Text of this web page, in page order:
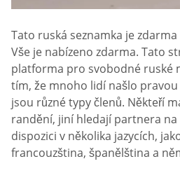
Tato ruská seznamka je
Vše je nabízeno zdarma. Tato
platforma pro svobodné ruské
tím, že mnoho lidí našlo
jsou různé typy členů. Někteří
randění, jiní hledají partnera na
dispozici v několika jazycích,
francouzština, španělština a